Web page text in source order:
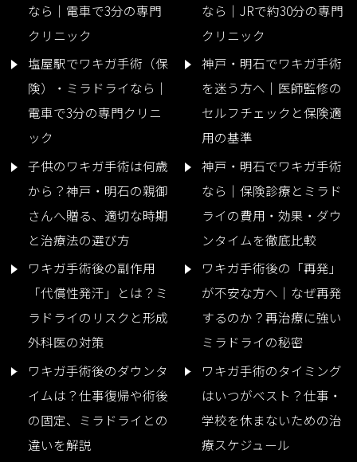
なら｜電車で3分の専門
クリニック
なら｜JRで約30分の専門
クリニック
塩屋駅でワキガ手術（保
険）・ミラドライなら｜
電車で3分の専門クリニ
ック
神戸・明石でワキガ手術
を迷う方へ｜医師監修の
セルフチェックと保険適
用の基準
子供のワキガ手術は何歳
から？神戸・明石の親御
さんへ贈る、適切な時期
と治療法の選び方
神戸・明石でワキガ手術
なら｜保険診療とミラド
ライの費用・効果・ダウ
ンタイムを徹底比較
ワキガ手術後の副作用
「代償性発汗」とは？ミ
ラドライのリスクと形成
外科医の対策
ワキガ手術後の「再発」
が不安な方へ｜なぜ再発
するのか？再治療に強い
ミラドライの秘密
ワキガ手術後のダウンタ
イムは？仕事復帰や術後
の固定、ミラドライとの
違いを解説
ワキガ手術のタイミング
はいつがベスト？仕事・
学校を休まないための治
療スケジュール